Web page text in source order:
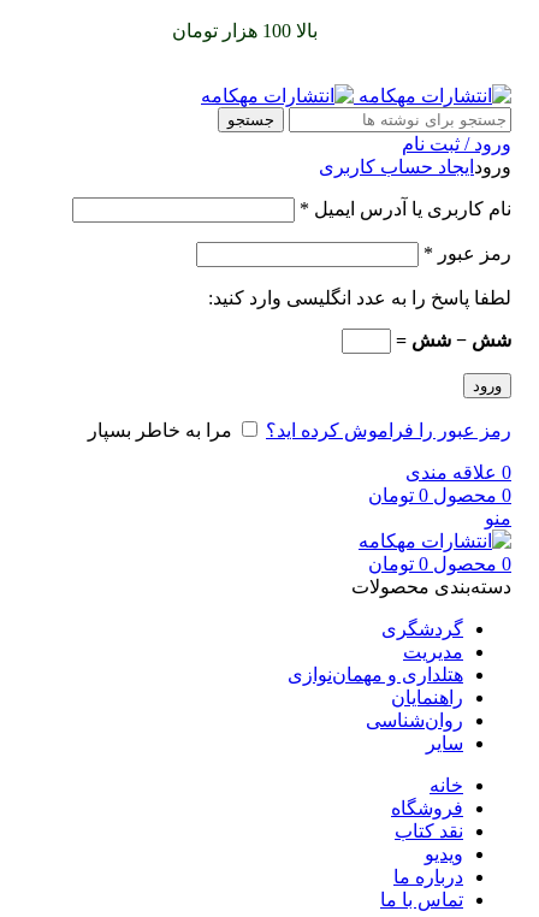
بالا 100 هزار تومان
جستجو
ورود / ثبت نام
ورود ایجاد حساب کاربری
نام کاربری یا آدرس ایمیل *
رمز عبور *
لطفا پاسخ را به عدد انگلیسی وارد کنید:
شش − شش =
ورود
رمز عبور را فراموش کرده اید؟ مرا به خاطر بسپار
0 علاقه مندی
0 محصول 0 تومان
منو
0 محصول 0 تومان
دسته‌بندی محصولات
گردشگری
مدیریت
هتلداری و مهمان‌نوازی
راهنمایان
روان‌شناسی
سایر
خانه
فروشگاه
نقد کتاب
ویدیو
درباره‌ ما
تماس با ما